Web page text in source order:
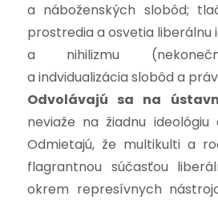
a náboženských slobôd;
prostredia a osvetia liberálnu
a nihilizmu
a indvidualizácia slobôd a
Odvolávajú sa na
neviaže na žiadnu ideológiu
Odmietajú, že multikulti a
flagrantnou súčasťou
okrem represívnych